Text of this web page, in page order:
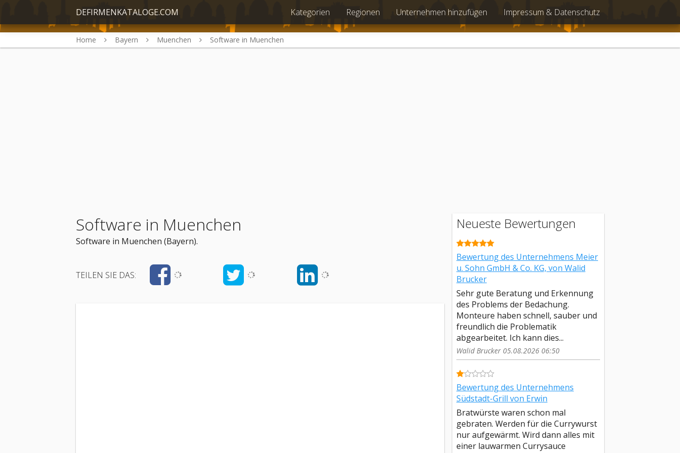
DEFIRMENKATALOGE.COM Kategorien Regionen Unternehmen hinzufügen Impressum & Datenschutz
Home Bayern Muenchen Software in Muenchen
Software in Muenchen
Software in Muenchen (Bayern).
TEILEN SIE DAS:
Neueste Bewertungen
Bewertung des Unternehmens Meier
u. Sohn GmbH & Co. KG, von Walid
Brucker
Sehr gute Beratung und Erkennung
des Problems der Bedachung.
Monteure haben schnell, sauber und
freundlich die Problematik
abgearbeitet. Ich kann dies...
Walid Brucker 05.08.2026 06:50
Bewertung des Unternehmens
Südstadt-Grill von Erwin
Bratwürste waren schon mal
gebraten. Werden für die Currywurst
nur aufgewärmt. Wird dann alles mit
einer lauwarmen Currysauce